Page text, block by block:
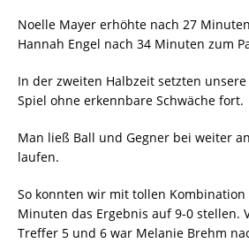
Noelle Mayer erhöhte nach 27
Hannah Engel nach 34 Minuten zum
In der zweiten Halbzeit setzten
Spiel ohne erkennbare Schwäche fort.
Man ließ Ball und Gegner bei weiter
laufen.
So konnten wir mit tollen
Minuten das Ergebnis auf 9-0 stellen.
Treffer 5 und 6 war Melanie Brehm